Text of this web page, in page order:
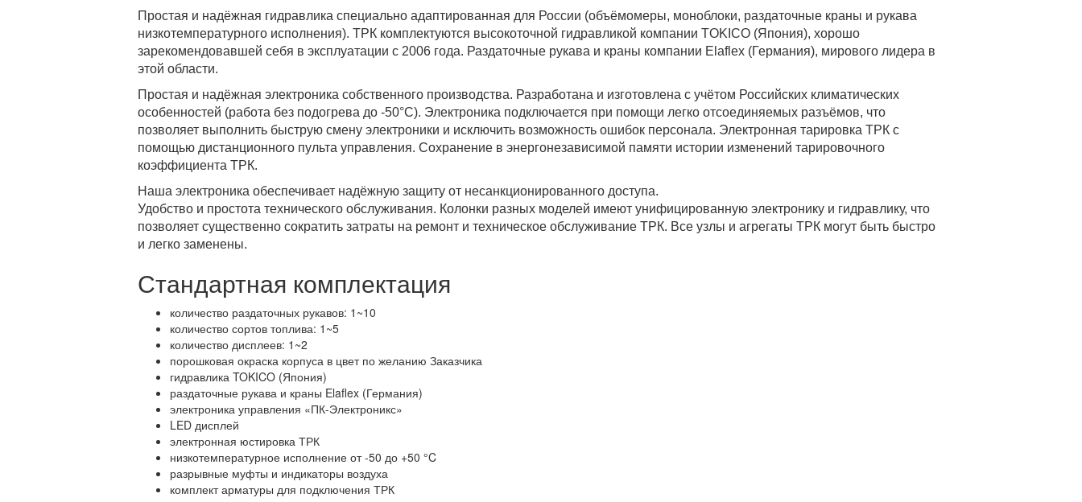
Простая и надёжная гидравлика специально адаптированная для России (объёмомеры, моноблоки, раздаточные краны и рукава
низкотемпературного исполнения). ТРК комплектуются высокоточной гидравликой компании TOKICO (Япония), хорошо
зарекомендовавшей себя в эксплуатации с 2006 года. Раздаточные рукава и краны компании Elaflex (Германия), мирового лидера в
этой области.
Простая и надёжная электроника собственного производства. Разработана и изготовлена с учётом Российских климатических
особенностей (работа без подогрева до -50°С). Электроника подключается при помощи легко отсоединяемых разъёмов, что
позволяет выполнить быструю смену электроники и исключить возможность ошибок персонала. Электронная тарировка ТРК с
помощью дистанционного пульта управления. Сохранение в энергонезависимой памяти истории изменений тарировочного
коэффициента ТРК.
Наша электроника обеспечивает надёжную защиту от несанкционированного доступа.
Удобство и простота технического обслуживания. Колонки разных моделей имеют унифицированную электронику и гидравлику, что
позволяет существенно сократить затраты на ремонт и техническое обслуживание ТРК. Все узлы и агрегаты ТРК могут быть быстро
и легко заменены.
Стандартная комплектация
количество раздаточных рукавов: 1~10
количество сортов топлива: 1~5
количество дисплеев: 1~2
порошковая окраска корпуса в цвет по желанию Заказчика
гидравлика TOKICO (Япония)
раздаточные рукава и краны Elaflex (Германия)
электроника управления «ПК-Электроникс»
LED дисплей
электронная юстировка ТРК
низкотемпературное исполнение от -50 до +50 °C
разрывные муфты и индикаторы воздуха
комплект арматуры для подключения ТРК